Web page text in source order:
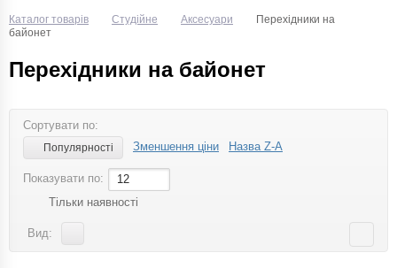
Каталог товарів Студійне Аксесуари
Перехідники на
байонет
Перехідники на байонет
Сортувати по:
Популярності Зменшення ціни Назва Z-A
Показувати по:
12
Тільки наявності
Вид: